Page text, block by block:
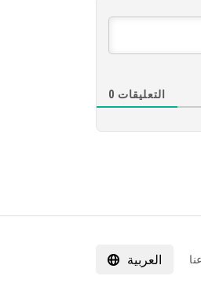
0 التعليقات
العربية